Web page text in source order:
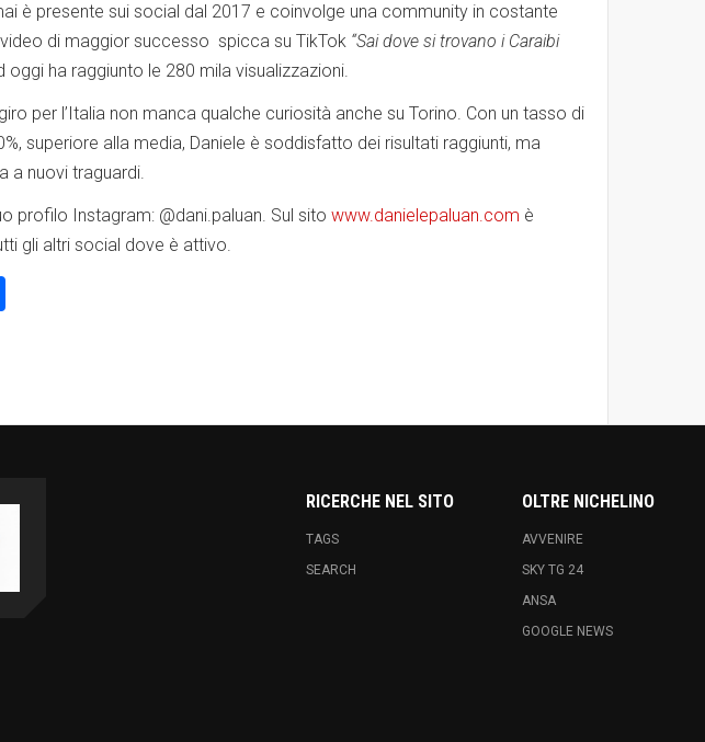
è presente sui social dal 2017 e coinvolge una community in costante
di maggior successo spicca su TikTok “Sai dove si trovano i Caraibi
oggi ha raggiunto le 280 mila visualizzazioni.
per l’Italia non manca qualche curiosità anche su Torino. Con un tasso di
superiore alla media, Daniele è soddisfatto dei risultati raggiunti, ma
a nuovi traguardi.
profilo Instagram: @dani.paluan. Sul sito www.danielepaluan.com è
gli altri social dove è attivo.
RICERCHE NEL SITO
TAGS
SEARCH
OLTRE NICHELINO
AVVENIRE
SKY TG 24
ANSA
GOOGLE NEWS